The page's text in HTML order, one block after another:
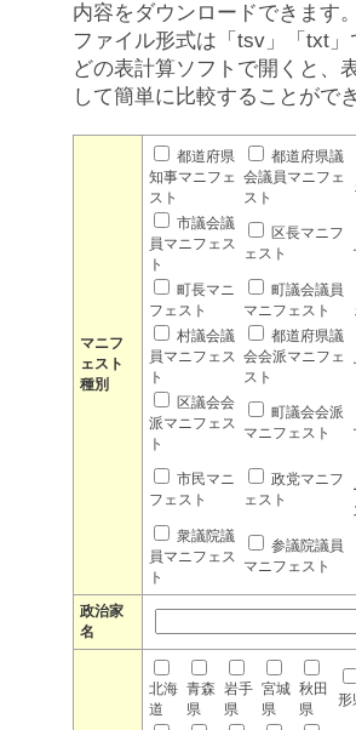
内容をダウンロードできます。
ファイル形式は「tsv」「txt」
どの表計算ソフトで開くと、
して簡単に比較することがで
マニフ
ェスト
種別
都道府県
知事マニフェ
スト
都道府県議
会議員マニフェ
スト
市議会議
員マニフェス
ト
区長マニフ
ェスト
町長マニ
フェスト
町議会議員
マニフェスト
村議会議
員マニフェス
ト
都道府県議
会会派マニフェ
スト
区議会会
派マニフェス
ト
町議会会派
マニフェスト
市民マニ
フェスト
政党マニフ
ェスト
衆議院議
員マニフェス
ト
参議院議員
マニフェスト
政治家
名
北海
道
青森
県
岩手
県
宮城
県
秋田
県
形